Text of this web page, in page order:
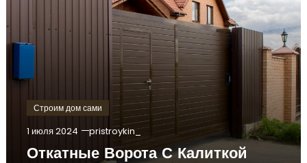
Строим дом сами
1 июля 2024 pristroykin_
Откатные Ворота С Калиткой